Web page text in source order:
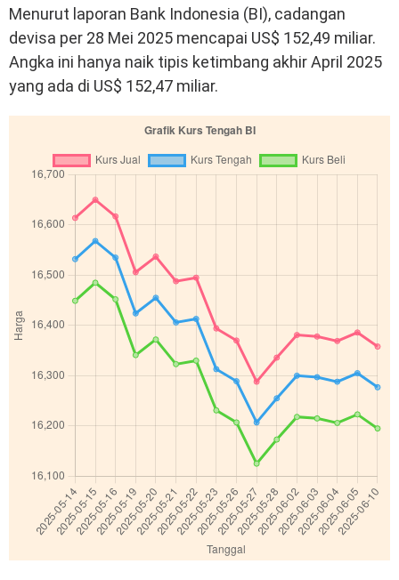
Menurut laporan Bank Indonesia (BI), cadangan
devisa per 28 Mei 2025 mencapai US$ 152,49 miliar.
Angka ini hanya naik tipis ketimbang akhir April 2025
yang ada di US$ 152,47 miliar.